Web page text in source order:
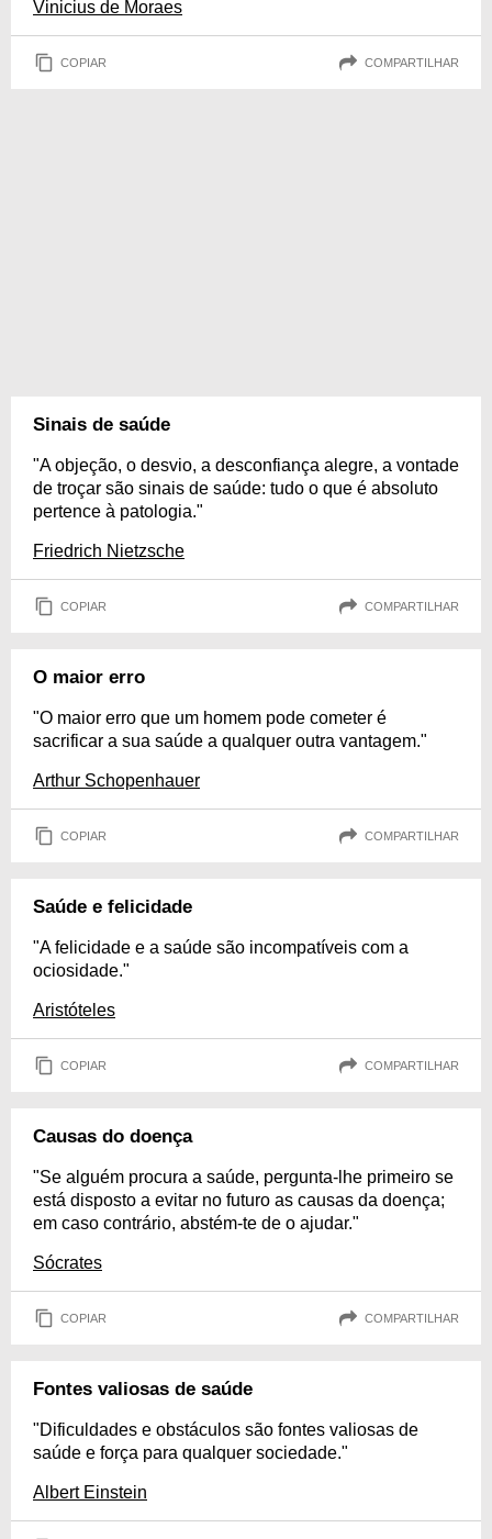
Vinicius de Moraes
COPIAR COMPARTILHAR
Sinais de saúde
"A objeção, o desvio, a desconfiança alegre, a vontade
de troçar são sinais de saúde: tudo o que é absoluto
pertence à patologia."
Friedrich Nietzsche
COPIAR COMPARTILHAR
O maior erro
"O maior erro que um homem pode cometer é
sacrificar a sua saúde a qualquer outra vantagem."
Arthur Schopenhauer
COPIAR COMPARTILHAR
Saúde e felicidade
"A felicidade e a saúde são incompatíveis com a
ociosidade."
Aristóteles
COPIAR COMPARTILHAR
Causas do doença
"Se alguém procura a saúde, pergunta-lhe primeiro se
está disposto a evitar no futuro as causas da doença;
em caso contrário, abstém-te de o ajudar."
Sócrates
COPIAR COMPARTILHAR
Fontes valiosas de saúde
"Dificuldades e obstáculos são fontes valiosas de
saúde e força para qualquer sociedade."
Albert Einstein